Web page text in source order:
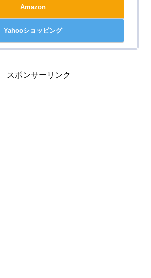
Amazon
Yahooショッピング
スポンサーリンク